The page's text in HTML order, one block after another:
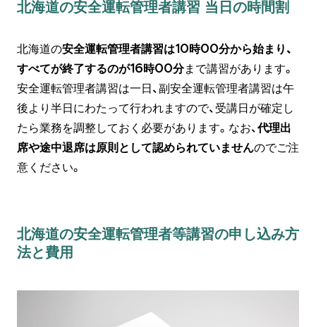
北海道の安全運転管理者講習 当日の時間割
北海道の安全運転管理者講習は10時00分から始まり、
すべてが終了するのが16時00分まで講習があります。
安全運転管理者講習は一日、副安全運転管理者講習は午
後より半日にわたって行われますので、受講日が確定し
たら業務を調整しておく必要があります。なお、 代理出
席や途中退席は原則として認められていませんのでご注
意ください。
北海道の安全運転管理者等講習の申し込み方
法と費用